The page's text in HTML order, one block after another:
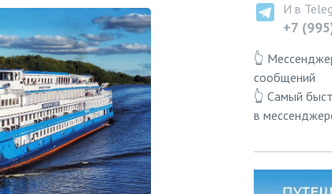
И в
+7
👆
сообщений
👆 Самый
в